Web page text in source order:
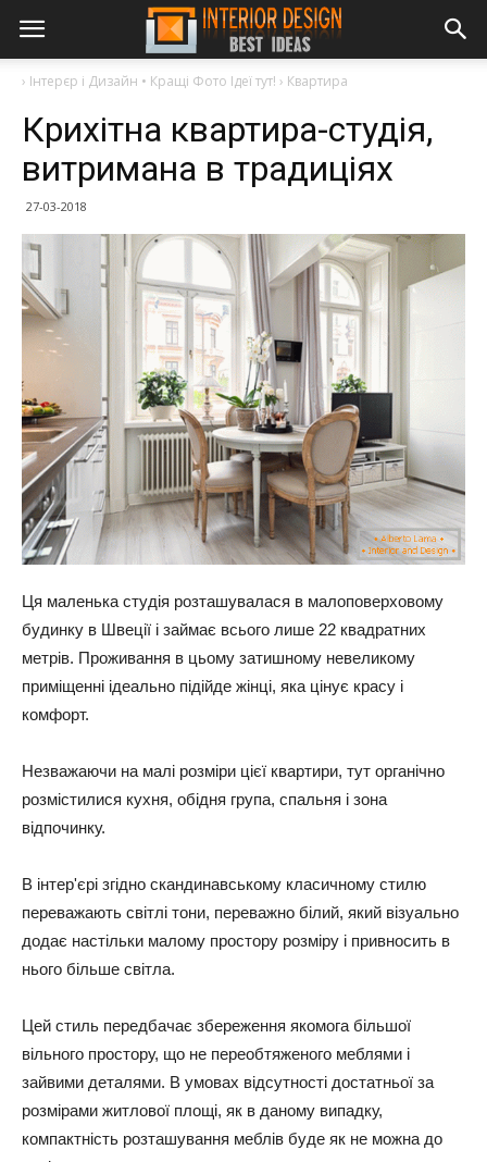
› Інтерєр і Дизайн • Кращі Фото Ідеї тут! › Квартира
Крихітна квартира-студія,
витримана в традиціях
27-03-2018
Ця маленька студія розташувалася в малоповерховому
будинку в Швеції і займає всього лише 22 квадратних
метрів. Проживання в цьому затишному невеликому
приміщенні ідеально підійде жінці, яка цінує красу і
комфорт.
Незважаючи на малі розміри цієї квартири, тут органічно
розмістилися кухня, обідня група, спальня і зона
відпочинку.
В інтер'єрі згідно скандинавському класичному стилю
переважають світлі тони, переважно білий, який візуально
додає настільки малому простору розміру і привносить в
нього більше світла.
Цей стиль передбачає збереження якомога більшої
вільного простору, що не переобтяженого меблями і
зайвими деталями. В умовах відсутності достатньої за
розмірами житлової площі, як в даному випадку,
компактність розташування меблів буде як не можна до